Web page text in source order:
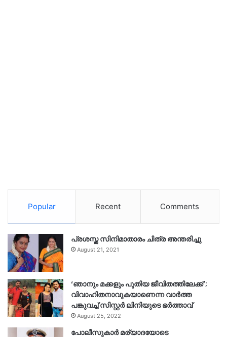
Popular Recent Comments
പ്രശസ്ത സിനിമാതാരം ചിത്ര അന്തരിച്ചു
August 21, 2021
‘ഞാനും മക്കളും പുതിയ ജീവിതത്തിലേക്ക്’;
വിവാഹിതനാവുകയാണെന്ന വാർത്ത
പങ്കുവച്ച് സിസ്റ്റർ ലിനിയുടെ ഭർത്താവ്
August 25, 2022
പോലീസുകാര്‍ മര്യാദയോടെ